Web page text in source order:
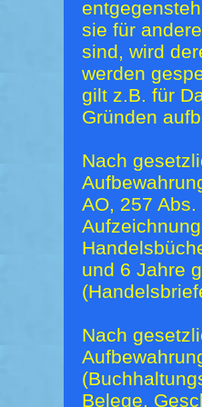
sie für
sind, wird
werden
gilt z.B. für
Gründen
Nach
AO, 257
und 6 Jahre
Nach
Belege,